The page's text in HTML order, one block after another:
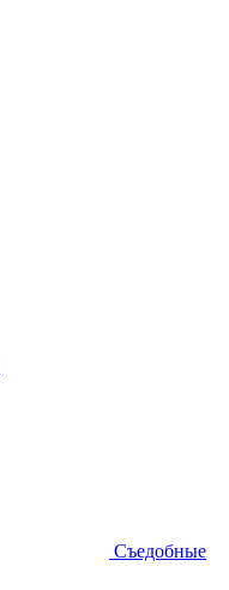
Съедобные